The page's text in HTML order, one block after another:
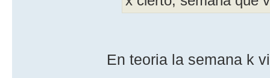
En teoria la semana k